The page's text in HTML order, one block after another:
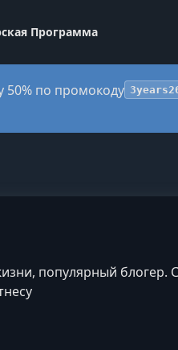
Программа
50% по промокоду
популярный блогер.